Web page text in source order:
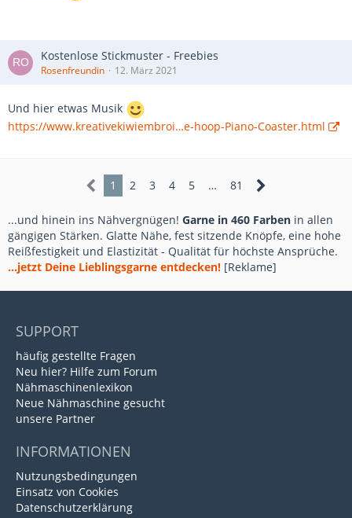
Kostenlose Stickmuster - Freebies
Rosenfreundin 12. März 2021
Und hier etwas Musik
https://www.kreativekiwiembroi…e-hoop-Piano-Coaster.html
1 2 3 4 5 … 81
...und hinein ins Nähvergnügen! Garne in 460 Farben in allen
gängigen Stärken. Glatte Nähe, fest sitzende Knöpfe, eine hohe
Reißfestigkeit und Elastizität - Qualität für höchste Ansprüche.
...jetzt Deine Lieblingsgarne entdecken! [Reklame]
SUPPORT
häufig gestellte Fragen
Neu hier? Hilfe zum Forum
Nähmaschinenlexikon
Neue Nähmaschine gesucht
unsere Partner
INFORMATIONEN
Nutzungsbedingungen
Einsatz von Cookies
Datenschutzerklärung